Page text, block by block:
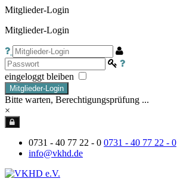
Mitglieder-Login
Mitglieder-Login
eingeloggt bleiben
Mitglieder-Login
Bitte warten, Berechtigungsprüfung ...
×
0731 - 40 77 22 - 0 0731 - 40 77 22 - 0
info@vkhd.de